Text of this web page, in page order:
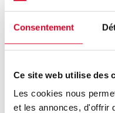
Consentement
Ce site web utilise des
Les cookies nous
et les annonces, d'offrir
défini
Code Postal :
92100